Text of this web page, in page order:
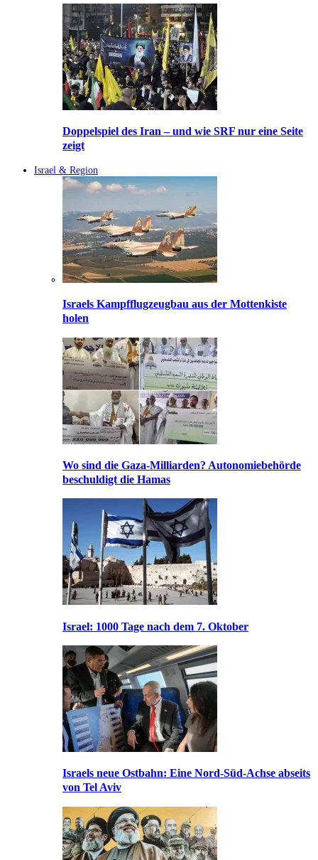
Doppelspiel des Iran – und wie SRF nur eine Seite
zeigt
Israel & Region
Israels Kampfflugzeugbau aus der Mottenkiste
holen
Wo sind die Gaza-Milliarden? Autonomiebehörde
beschuldigt die Hamas
Israel: 1000 Tage nach dem 7. Oktober
Israels neue Ostbahn: Eine Nord-Süd-Achse abseits
von Tel Aviv